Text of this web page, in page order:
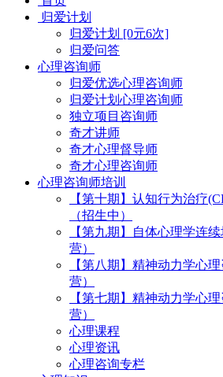
归爱计划
归爱计划 [0元6次]
归爱问答
心理咨询师
归爱优选心理咨询师
归爱计划心理咨询师
独立项目咨询师
奇才讲师
奇才心理督导师
奇才心理咨询师
心理咨询师培训
【第十期】认知行为治疗
（招生中）
【第九期】自体心理学连
营）
【第八期】精神动力学心
营）
【第七期】精神动力学心
营）
心理课程
心理资讯
心理咨询专栏